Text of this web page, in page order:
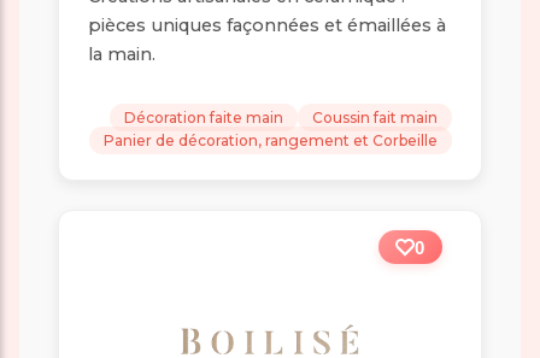
pièces uniques façonnées et émaillées à
la main.
Décoration faite main
Coussin fait main
Panier de décoration, rangement et Corbeille
0